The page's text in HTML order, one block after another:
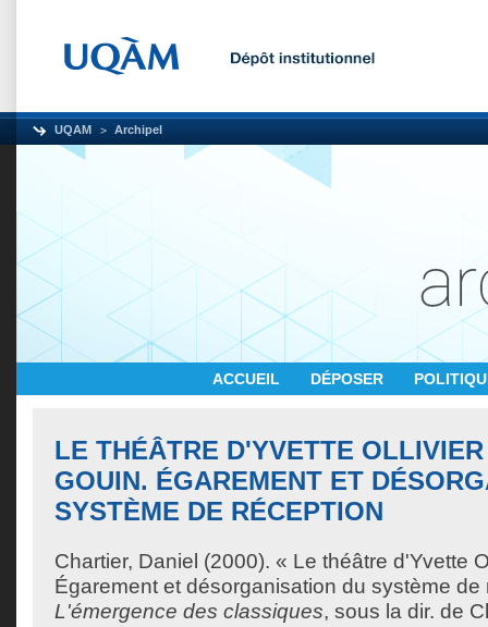
UQAM Archipel
ACCUEIL DÉPOSER
LE THÉÂTRE D'YVETTE
GOUIN. ÉGAREMENT ET
SYSTÈME DE RÉCEPTION
Chartier, Daniel (2000). « Le théâtre d'Yvette
Égarement et désorganisation du système de
L'émergence des classiques, sous la dir. de